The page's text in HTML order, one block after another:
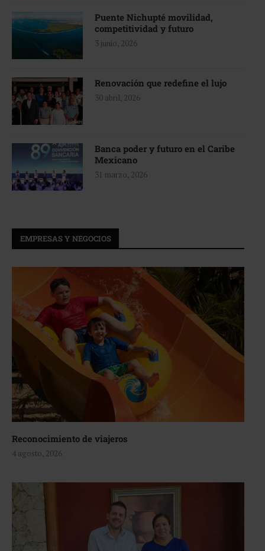
Puente Nichupté movilidad,
competitividad y futuro
3 junio, 2026
Renovación que redefine el lujo
30 abril, 2026
Banca poder y futuro en el Caribe
Mexicano
31 marzo, 2026
EMPRESAS Y NEGOCIOS
Reconocimiento de viajeros
4 agosto, 2026